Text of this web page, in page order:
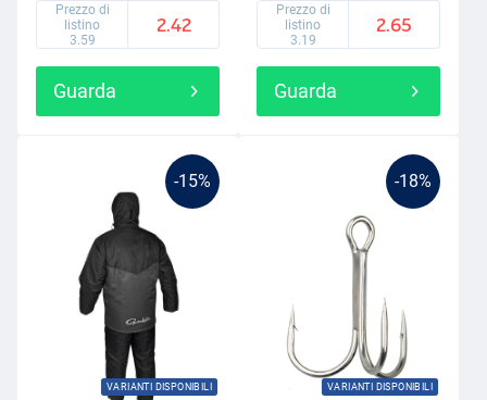
Prezzo di
listino
3.59
2.42
Guarda
Prezzo di
listino
3.19
2.65
Guarda
-15%
VARIANTI DISPONIBILI
-18%
VARIANTI DISPONIBILI